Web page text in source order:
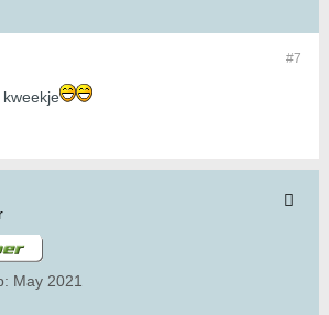
#7
May 2021